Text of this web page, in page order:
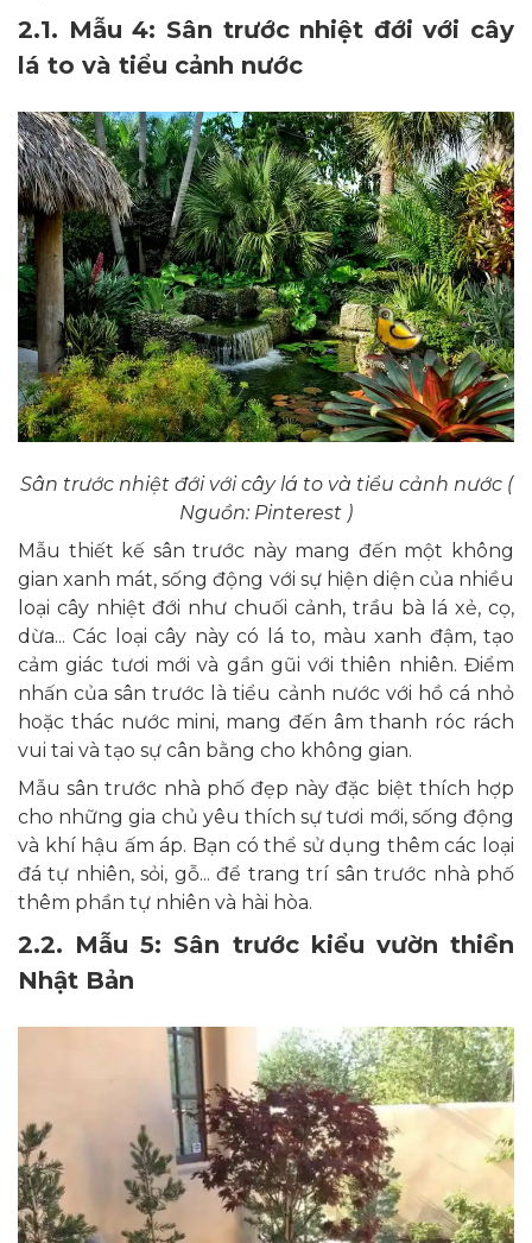
2.1. Mẫu 4: Sân trước nhiệt đới với cây
lá to và tiểu cảnh nước
Sân trước nhiệt đới với cây lá to và tiểu cảnh nước (
Nguồn: Pinterest )
Mẫu thiết kế sân trước này mang đến một không
gian xanh mát, sống động với sự hiện diện của nhiều
loại cây nhiệt đới như chuối cảnh, trầu bà lá xẻ, cọ,
dừa... Các loại cây này có lá to, màu xanh đậm, tạo
cảm giác tươi mới và gần gũi với thiên nhiên. Điểm
nhấn của sân trước là tiểu cảnh nước với hồ cá nhỏ
hoặc thác nước mini, mang đến âm thanh róc rách
vui tai và tạo sự cân bằng cho không gian.
Mẫu sân trước nhà phố đẹp này đặc biệt thích hợp
cho những gia chủ yêu thích sự tươi mới, sống động
và khí hậu ấm áp. Bạn có thể sử dụng thêm các loại
đá tự nhiên, sỏi, gỗ... để trang trí sân trước nhà phố
thêm phần tự nhiên và hài hòa.
2.2. Mẫu 5: Sân trước kiểu vườn thiền
Nhật Bản